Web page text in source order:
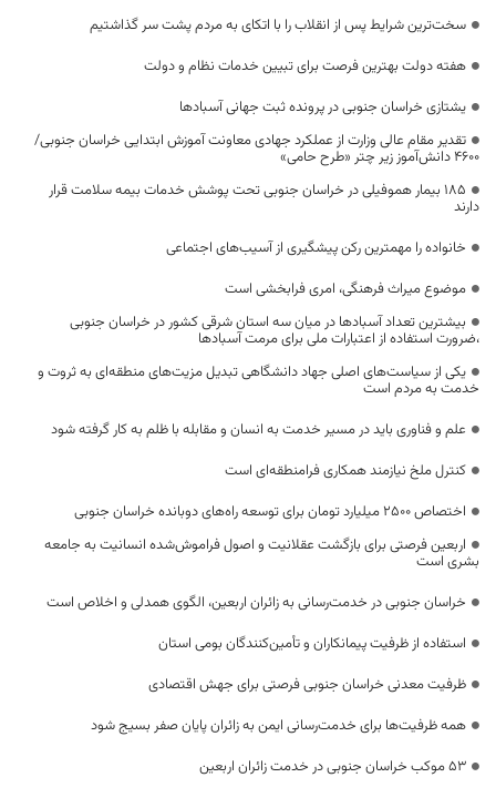
سخت‌ترین شرایط پس از انقلاب را با اتکای به مردم پشت سر گذاشتیم
هفته دولت بهترین فرصت برای تبیین خدمات نظام و دولت
یشتازی خراسان جنوبی در پرونده ثبت جهانی آسبادها
تقدیر مقام عالی وزارت از عملکرد جهادی معاونت آموزش ابتدایی خراسان جنوبی/
۴۶۰۰ دانش‌آموز زیر چتر «طرح حامی»
۱۸۵ بیمار هموفیلی در خراسان جنوبی تحت پوشش خدمات بیمه سلامت قرار
دارند
خانواده را مهمترین رکن پیشگیری از آسیب‌های اجتماعی
موضوع میراث فرهنگی، امری فرابخشی است
بیشترین تعداد آسبادها در میان سه استان شرقی کشور در خراسان جنوبی
،ضرورت استفاده از اعتبارات ملی برای مرمت آسبادها
یکی از سیاست‌های اصلی جهاد دانشگاهی تبدیل مزیت‌های منطقه‌ای به ثروت و
خدمت به مردم است
علم و فناوری باید در مسیر خدمت به انسان و مقابله با ظلم به کار گرفته شود
کنترل ملخ نیازمند همکاری فرامنطقه‌ای است
اختصاص 2500 میلیارد تومان برای توسعه راه‌های دوبانده خراسان جنوبی
اربعین فرصتی برای بازگشت عقلانیت و اصول فراموش‌شده انسانیت به جامعه
بشری است
خراسان جنوبی در خدمت‌رسانی به زائران اربعین، الگوی همدلی و اخلاص است
استفاده از ظرفیت پیمانکاران و تأمین‌کنندگان بومی استان
ظرفیت معدنی خراسان جنوبی فرصتی برای جهش اقتصادی
همه ظرفیت‌ها برای خدمت‌رسانی ایمن به زائران پایان صفر بسیج شود
53 موکب خراسان جنوبی در خدمت زائران اربعین